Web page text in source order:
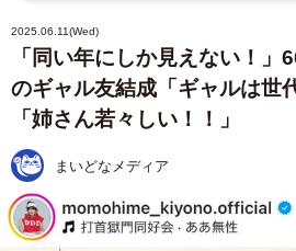
2025.06.11(Wed)
「同い年にしか見えない！
のギャル友結成「ギャルは世
「姉さん若々しい！！」
まいどなメディア